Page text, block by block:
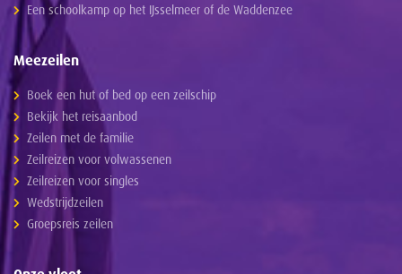
Een schoolkamp op het IJsselmeer of de Waddenzee
Meezeilen
Boek een hut of bed op een zeilschip
Bekijk het reisaanbod
Zeilen met de familie
Zeilreizen voor volwassenen
Zeilreizen voor singles
Wedstrijdzeilen
Groepsreis zeilen